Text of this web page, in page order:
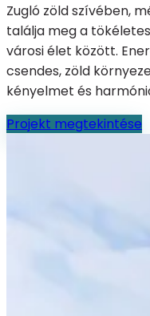
Zugló zöld szívében,
találja meg a
városi élet között.
csendes, zöld
kényelmet és
Projekt megtekintése